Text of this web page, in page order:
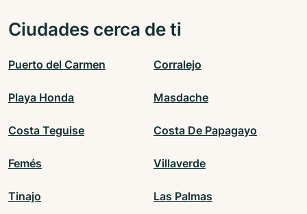
Ciudades cerca de ti
Puerto del Carmen Corralejo
Playa Honda Masdache
Costa Teguise Costa De Papagayo
Femés Villaverde
Tinajo Las Palmas